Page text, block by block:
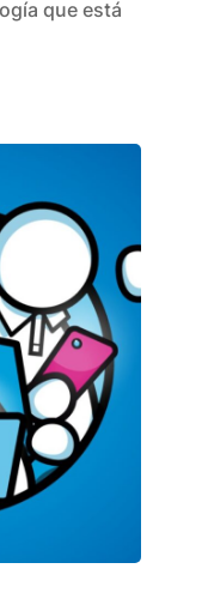
que está